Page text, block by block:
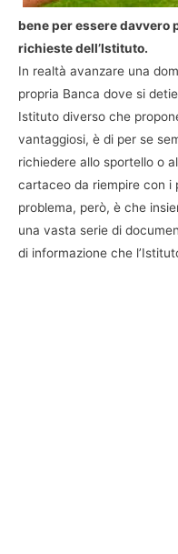
bene per essere davvero
richieste dell’Istituto.
In realtà avanzare una
propria Banca dove si
Istituto diverso che
vantaggiosi, è di per se
richiedere allo sportello o
cartaceo da riempire con i
problema, però, è che
una vasta serie di
di informazione che